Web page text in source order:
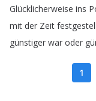
Glücklicherweise ins
mit der Zeit
günstiger war oder
1